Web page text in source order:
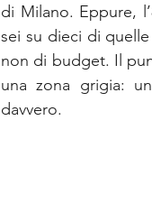
di Milano. Eppure,
sei su dieci di
non di budget. Il
una zona grigia:
davvero.